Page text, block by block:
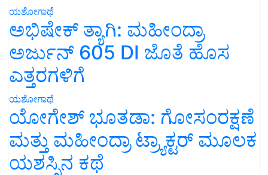
ಯಶೋಗಾಥೆ
ಅಭಿಷೇಕ್ ತ್ಯಾಗಿ: ಮಹೀಂದ್ರಾ
ಅರ್ಜುನ್ 605 DI ಜೊತೆ ಹೊಸ
ಎತ್ತರಗಳಿಗೆ
ಯಶೋಗಾಥೆ
ಯೋಗೇಶ್ ಭೂತಡಾ: ಗೋಸಂರಕ್ಷಣೆ
ಮತ್ತು ಮಹೀಂದ್ರಾ ಟ್ರ್ಯಾಕ್ಟರ್ ಮೂಲಕ
ಯಶಸ್ಸಿನ ಕಥೆ